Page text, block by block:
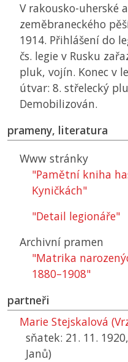
V rakousko-uherské
zeměbraneckého
1914. Přihlášení do
čs. legie v Rusku
pluk, vojín. Konec v
útvar: 8. střelecký
Demobilizován.
prameny, literatura
Www stránky
"Pamětní kniha
Kyničkách"
"Detail legionáře"
Archivní pramen
"Matrika
1880–1908"
partneři
Marie Stejskalová
sňatek: 21. 11.
Janů)